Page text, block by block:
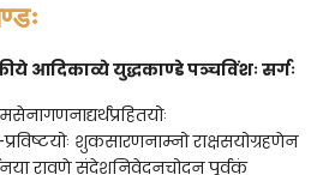
आदिकाव्ये युद्धकाण्डेपञ्चविंशः सर्गः
शुकसारणनाम्नो राक्षसयोग्रहणेन
रावणे संदेशनिवेदनचोदन पूर्वकं